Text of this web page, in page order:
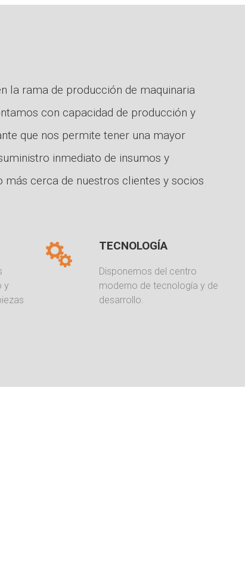
la rama de producción de maquinaria
con capacidad de producción y
que nos permite tener una mayor
inmediato de insumos y
más cerca de nuestros clientes y socios
y
TECNOLOGÍA
Disponemos del centro
moderno de tecnología y de
desarrollo.